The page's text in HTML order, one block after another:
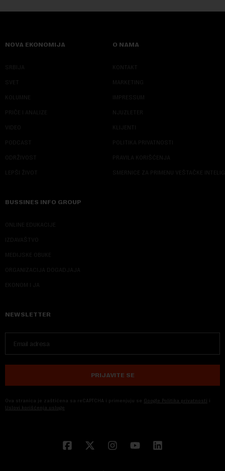
NOVA EKONOMIJA
SRBIJA
SVET
KOLUMNE
PRIČE I ANALIZE
VIDEO
PODCAST
ODRŽIVOST
LEPŠI ŽIVOT
O NAMA
KONTAKT
MARKETING
IMPRESSUM
NJUZLETER
KLIJENTI
POLITIKA PRIVATNOSTI
PRAVILA KORIŠĆENJA
SMERNICE ZA PRIMENU VEŠTAČKE
BUSSINES INFO GROUP
ONLINE EDUKACIJE
IZDAVAŠTVO
MEDIJSKE OBUKE
ORGANIZACIJA DOGADJAJA
EKONOM I JA
NEWSLETTER
PRIJAVITE SE
Ova stranica je zaštićena sa reCAPTCHA i primenjuju se Google Politika privatnosti i
Uslovi korišćenja usluge